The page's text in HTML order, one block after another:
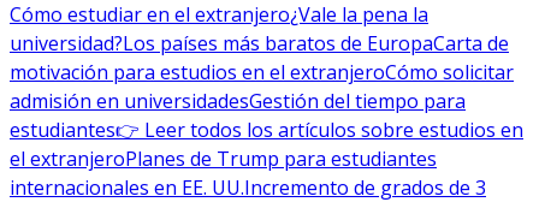
Cómo estudiar en el extranjero¿Vale la pena la
universidad?Los países más baratos de EuropaCarta de
motivación para estudios en el extranjeroCómo solicitar
admisión en universidadesGestión del tiempo para
estudiantes👉 Leer todos los artículos sobre estudios en
el extranjeroPlanes de Trump para estudiantes
internacionales en EE. UU.Incremento de grados de 3